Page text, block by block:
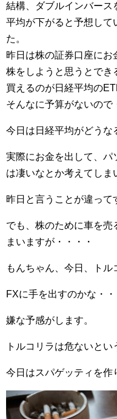
結構、ダブルインバース
平均が下がると予想して
た。
昨日は株の証券口座にお
株をしようと思うとでき
買えるのが日経平均の
そんなに予算がないので
今日は日経平均がどうな
実際にお金を出して、パ
は凄いなとか考えてしま
昨日と言うことが違って
でも、株のために車を売
まいますが・・・・
もんちゃん、今日、トル
FXに手を出すのかな・・
嫌な予感がします。
トルコリラは危ないとい
今日はスパゲッティを作